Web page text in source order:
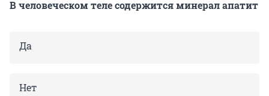
В человеческом теле содержится минерал апатит
Да
Нет